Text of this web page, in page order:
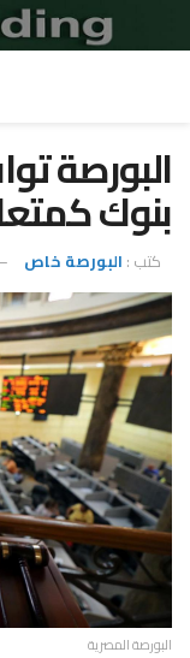
بنوك
كتب : البورصة خاص
البورصة المصرية